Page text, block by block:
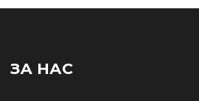
ЗА НАС